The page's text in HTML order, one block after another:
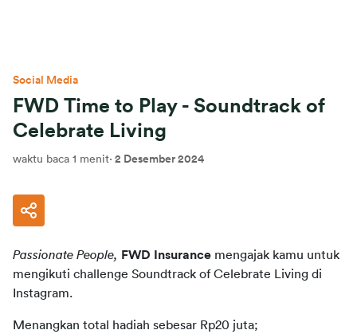
Social Media
FWD Time to Play - Soundtrack of
Celebrate Living
waktu baca 1 menit· 2 Desember 2024
Passionate People, FWD Insurance mengajak kamu untuk
mengikuti challenge Soundtrack of Celebrate Living di
Instagram.
Menangkan total hadiah sebesar Rp20 juta;